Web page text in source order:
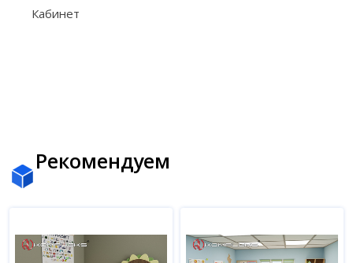
Кабинет
Рекомендуем